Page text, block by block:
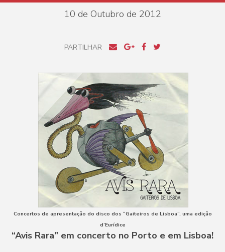
10 de Outubro de 2012
PARTILHAR
Concertos de apresentação do disco dos “Gaiteiros de Lisboa”, uma edição
d’Eurídice
“Avis Rara” em concerto no Porto e em Lisboa!